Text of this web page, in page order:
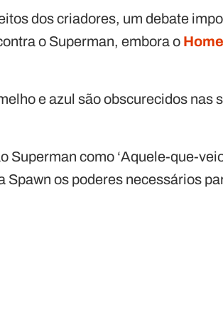
dos criadores, um debate
o Superman, embora o
e azul são obscurecidos nas
Superman como ‘Aquele-que-
Spawn os poderes necessários